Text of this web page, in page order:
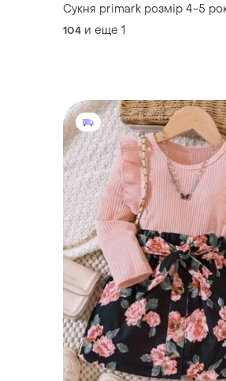
Сукня primark розмір 4-5
104 и еще 1